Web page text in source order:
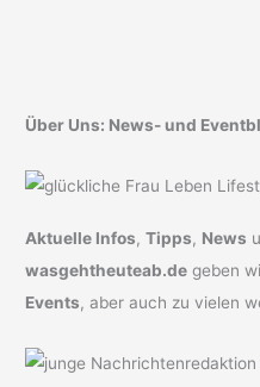
Über Uns: News- und
Aktuelle Infos,Tipps, News
wasgehtheuteab.de geben
Events, aber auch zu vielen